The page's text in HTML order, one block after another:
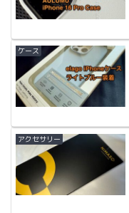
ケース
アクセサリー